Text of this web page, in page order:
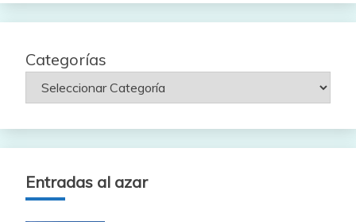
Categorías
Entradas al azar